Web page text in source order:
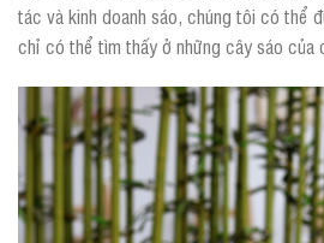
tác và kinh doanh sáo, chúng tôi có thể
chỉ có thể tìm thấy ở những cây sáo của